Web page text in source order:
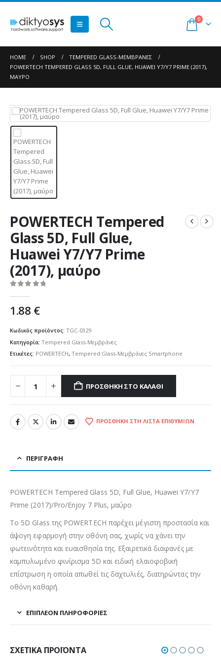
0
HOME SHOP
TEMPERED GLASS-ΜΕΜΒΡΆΝΕΣ
POWERTECH TEMPERED GLASS 5D, FULL GLUE, HUAWEI Y7/Y7 PRIME (2017),
ΜΑΎΡΟ
POWERTECH Tempered
Glass 5D, Full Glue,
Huawei Y7/Y7 Prime
(2017), μαύρο
1.88 €
Κωδικός προϊόντος: TGC-0329
Κατηγορία: Tempered Glass-Μεμβράνες
Ετικέτες: POWERTECH, Tempered Glass-Μεμβράνες Smartphone
ΠΡΟΣΘΉΚΗ ΣΤΟ ΚΑΛΆΘΙ
ΠΡΟΣΘΉΚΗ ΣΤΗ ΛΊΣΤΑ ΕΠΙΘΥΜΙΏΝ
ΠΕΡΙΓΡΑΦΉ
POWERTECH Tempered Glass 5D, Full Glue, Huawei Y7/Y7
Prime (2017)/Pro/Enjoy 7 Plus, μαύρο
Το 5D Glass της POWERTECH παρέχει μέγιστη προστασία και
άψογη εφαρμογή στην οθόνη σας, χωρίς να χάνει την
φωτεινότητα και ευαισθησία της. Εξαιρετικά διαφανές με
καμπυλωμένο φινίρισμα 5D και ειδική ελαιοφοβική
επίστρωση η οποία απωθεί τις δαχτυλιές, διατηρώντας την
οθόνη καθαρή.
ΕΠΙΠΛΈΟΝ ΠΛΗΡΟΦΟΡΊΕΣ
ΣΧΕΤΙΚΆ ΠΡΟΪΌΝΤΑ